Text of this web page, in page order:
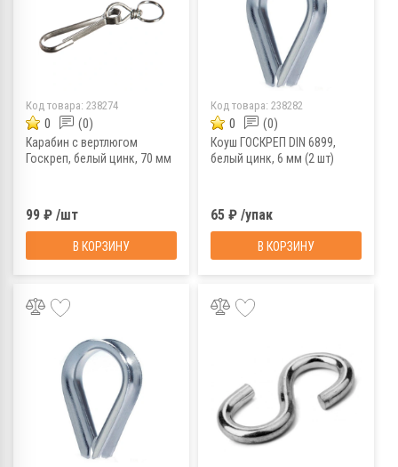
Код товара: 238274
0 (0)
Карабин с вертлюгом
Госкреп, белый цинк, 70 мм
99 ₽ /шт
В КОРЗИНУ
Код товара: 238282
0 (0)
Коуш ГОСКРЕП DIN 6899,
белый цинк, 6 мм (2 шт)
65 ₽ /упак
В КОРЗИНУ